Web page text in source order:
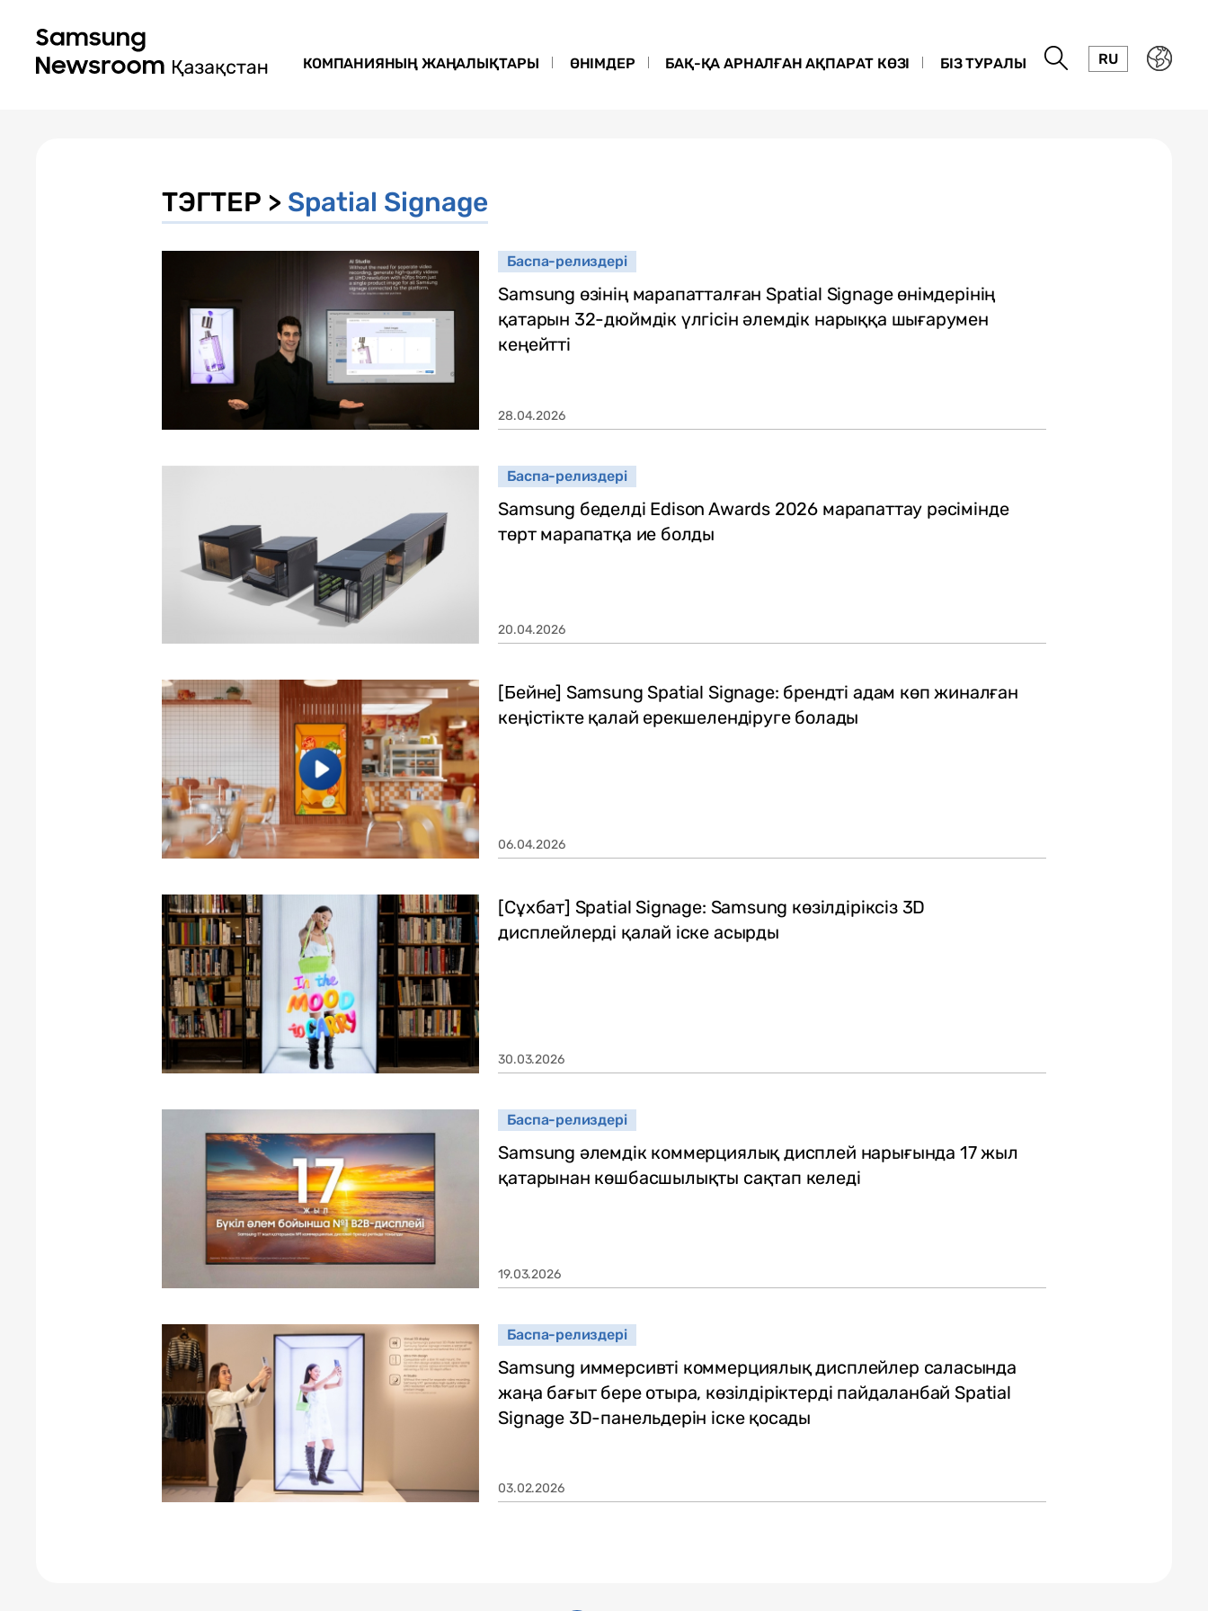
КОМПАНИЯНЫҢ ЖАҢАЛЫҚТАРЫ ӨНІМДЕР БАҚ-ҚА АРНАЛҒАН АҚПАРАТ КӨЗІ БІЗ ТУРАЛЫ RU
ТЭГТЕР > Spatial Signage
Баспа-релиздері
Samsung өзінің марапатталған Spatial Signage өнімдерінің
қатарын 32-дюймдік үлгісін әлемдік нарыққа шығарумен
кеңейтті
28.04.2026
Баспа-релиздері
Samsung беделді Edison Awards 2026 марапаттау рәсімінде
төрт марапатқа ие болды
20.04.2026
[Бейне] Samsung Spatial Signage: брендті адам көп жиналған
кеңістікте қалай ерекшелендіруге болады
06.04.2026
[Сұхбат] Spatial Signage: Samsung көзілдіріксіз 3D
дисплейлерді қалай іске асырды
30.03.2026
Баспа-релиздері
Samsung әлемдік коммерциялық дисплей нарығында 17 жыл
қатарынан көшбасшылықты сақтап келеді
19.03.2026
Баспа-релиздері
Samsung иммерсивті коммерциялық дисплейлер саласында
жаңа бағыт бере отыра, көзілдіріктерді пайдаланбай Spatial
Signage 3D-панельдерін іске қосады
03.02.2026